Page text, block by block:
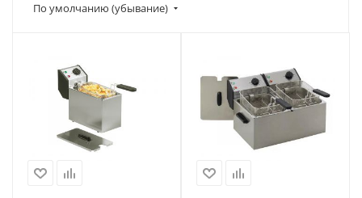
По умолчанию (убывание)